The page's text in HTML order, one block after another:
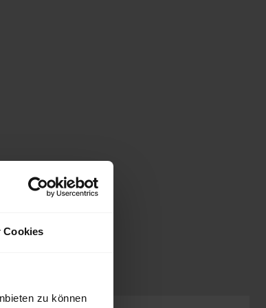
Cookies
zu können